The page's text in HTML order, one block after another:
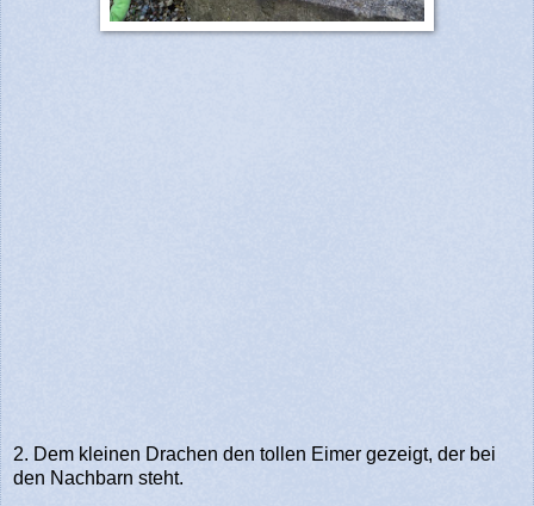
2. Dem kleinen Drachen den tollen Eimer gezeigt, der bei
den Nachbarn steht.